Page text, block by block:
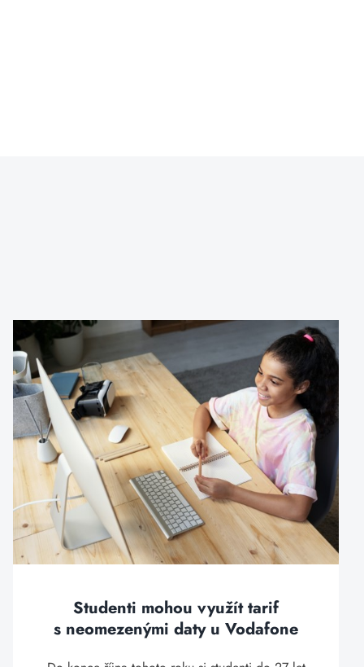
Studenti mohou využít tarif
s neomezenými daty u Vodafone